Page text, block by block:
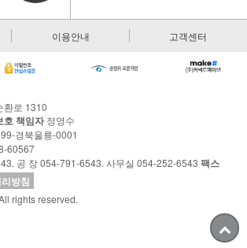
이용안내 고객센터
환로 1310
호 책임자정영수
경북울릉-0001
60567
공 장 054-791-6543. 사무실 054-252-6543 팩스
방침
rights reserved.